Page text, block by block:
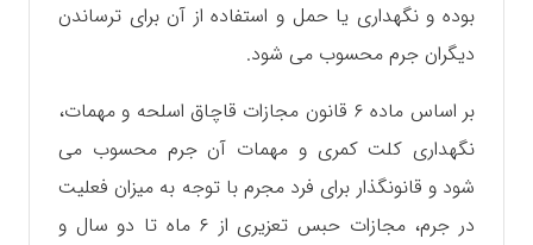
بوده و نگهداری یا حمل و استفاده از آن برای ترساندن
دیگران جرم محسوب می ‌شود.
بر اساس ماده ۶ قانون مجازات قاچاق اسلحه و مهمات،
نگهداری کلت کمری و مهمات آن جرم محسوب می
‌شود و قانونگذار برای فرد مجرم با توجه به میزان فعلیت
در جرم، مجازات حبس تعزیری از ۶ ماه تا دو سال و